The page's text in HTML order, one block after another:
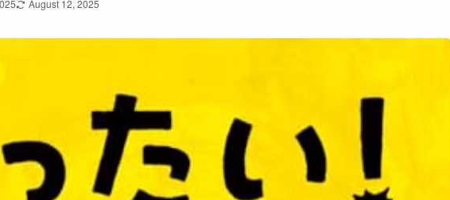
August 12, 2025